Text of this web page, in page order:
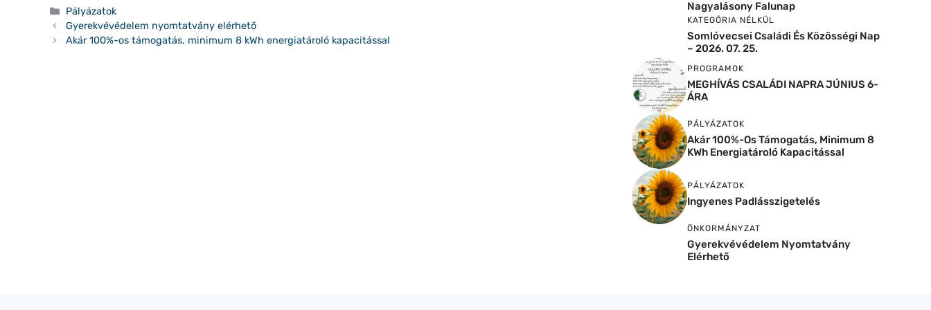
Kategória
Pályázatok
Gyerekvévédelem nyomtatvány elérhető
Akár 100%-os támogatás, minimum 8 kWh energiatároló kapacitással
Nagyalásony Falunap
KATEGÓRIA NÉLKÜL
Somlóvecsei Családi És Közösségi Nap
– 2026. 07. 25.
PROGRAMOK
MEGHÍVÁS CSALÁDI NAPRA JÚNIUS 6-
ÁRA
PÁLYÁZATOK
Akár 100%-Os Támogatás, Minimum 8
KWh Energiatároló Kapacitással
PÁLYÁZATOK
Ingyenes Padlásszigetelés
ÖNKORMÁNYZAT
Gyerekvévédelem Nyomtatvány
Elérhető